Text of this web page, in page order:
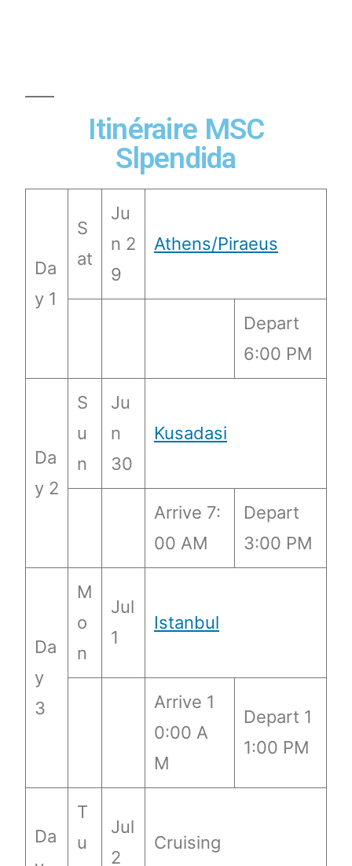
Itinéraire MSC
Slpendida
Da
y 1
S
at
Ju
n 2
9
Athens/Piraeus
Depart
6:00 PM
Da
y 2
S
u
n
Ju
n
30
Kusadasi
Arrive 7:
00 AM
Depart
3:00 PM
Da
y
3
M
o
n
Jul
1
Istanbul
Arrive 1
0:00 A
M
Depart 1
1:00 PM
Da
T
u
Jul
2
Cruising